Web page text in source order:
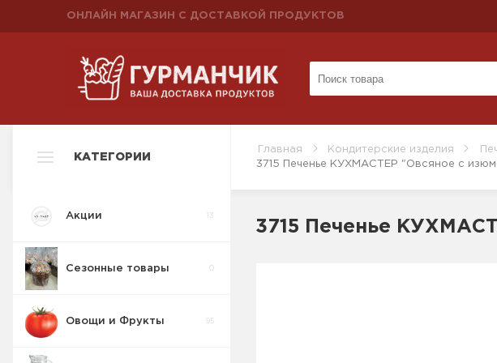
ОНЛАЙН МАГАЗИН С ДОСТАВКОЙ ПРОДУКТОВ
Главная Кондитерские изделия
3715 Печенье КУХМАСТЕР "Овсяное с
КАТЕГОРИИ
Акции 13
Сезонные товары
Овощи и Фрукты 95
3715 Печенье